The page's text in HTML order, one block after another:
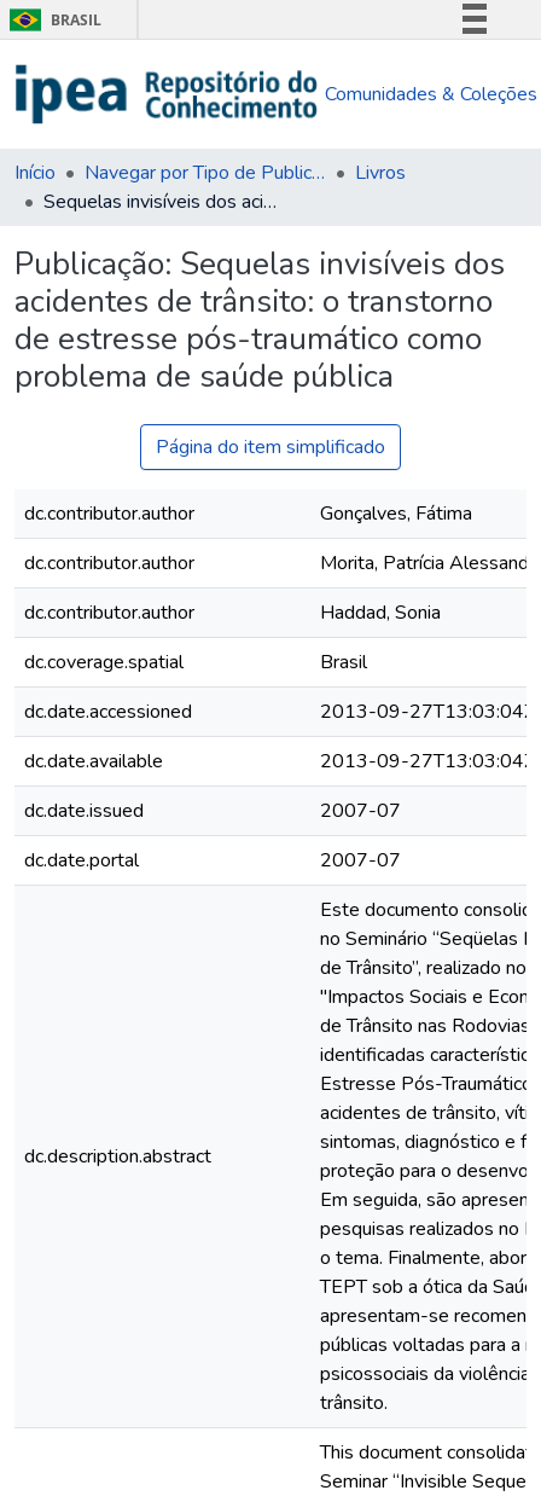
BRASIL
Comunica BR
Acesso à informação
Comunidades & Coleções
Início Navegar por Tipo de Publicação
Livros
Sequelas invisíveis dos acidentes de trânsito: o transtorno de estresse pós-traumático como problema de saúde pública
Publicação: Sequelas invisíveis dos
acidentes de trânsito: o transtorno
de estresse pós-traumático como
problema de saúde pública
Página do item simplificado
dc.contributor.author
Gonçalves, Fátima
dc.contributor.author
Morita, Patrícia
dc.contributor.author
Haddad, Sonia
dc.coverage.spatial
Brasil
dc.date.accessioned
2013-09-27T13:03:04Z
dc.date.available
2013-09-27T13:03:04Z
dc.date.issued
2007-07
dc.date.portal
2007-07
dc.description.abstract
Este documento
no Seminário “Seqüelas
de Trânsito”, realizado
"Impactos Sociais e
de Trânsito nas Rodovias
identificadas
Estresse Pós-
acidentes de trânsito,
sintomas, diagnóstico e
proteção para o
Em seguida, são
pesquisas realizados no
o tema. Finalmente,
TEPT sob a ótica da
apresentam-se
públicas voltadas para a
psicossociais da violência
trânsito.
This document
Seminar “Invisible